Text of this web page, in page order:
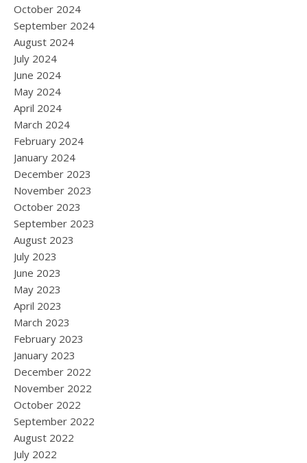
October 2024
September 2024
August 2024
July 2024
June 2024
May 2024
April 2024
March 2024
February 2024
January 2024
December 2023
November 2023
October 2023
September 2023
August 2023
July 2023
June 2023
May 2023
April 2023
March 2023
February 2023
January 2023
December 2022
November 2022
October 2022
September 2022
August 2022
July 2022